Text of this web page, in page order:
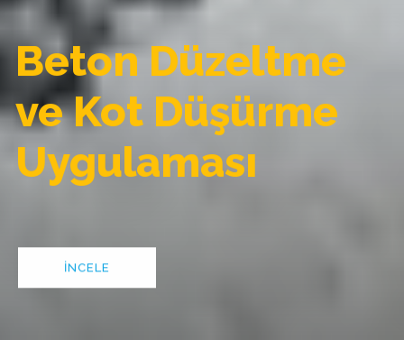
Beton Düzeltme
ve Kot Düşürme
Uygulaması
İNCELE